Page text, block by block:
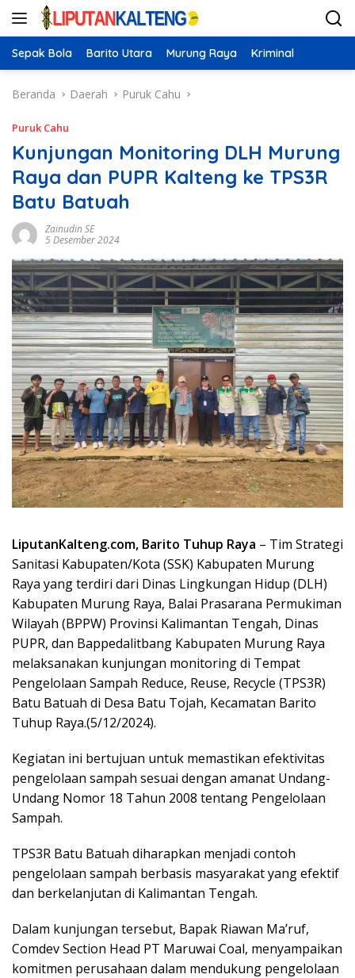
Langsung
Sepak Bola Barito Utara Murung Raya Kriminal
Beranda Daerah Puruk Cahu
Puruk Cahu
Kunjungan Monitoring DLH Murung
Raya dan PUPR Kalteng ke TPS3R
Batu Batuah
Zainudin SE
5 Desember 2024
LiputanKalteng.com, Barito Tuhup Raya – Tim Strategi
Sanitasi Kabupaten/Kota (SSK) Kabupaten Murung
Raya yang terdiri dari Dinas Lingkungan Hidup (DLH)
Kabupaten Murung Raya, Balai Prasarana Permukiman
Wilayah (BPPW) Provinsi Kalimantan Tengah, Dinas
PUPR, dan Bappedalitbang Kabupaten Murung Raya
melaksanakan kunjungan monitoring di Tempat
Pengelolaan Sampah Reduce, Reuse, Recycle (TPS3R)
Batu Batuah di Desa Batu Tojah, Kecamatan Barito
Tuhup Raya.(5/12/2024).
Kegiatan ini bertujuan untuk memastikan efektivitas
pengelolaan sampah sesuai dengan amanat Undang-
Undang Nomor 18 Tahun 2008 tentang Pengelolaan
Sampah.
TPS3R Batu Batuah diharapkan menjadi contoh
pengelolaan sampah berbasis masyarakat yang efektif
dan berkelanjutan di Kalimantan Tengah.
Dalam kunjungan tersebut, Bapak Riawan Ma’ruf,
Comdev Section Head PT Maruwai Coal, menyampaikan
komitmen perusahaan dalam mendukung pengelolaan